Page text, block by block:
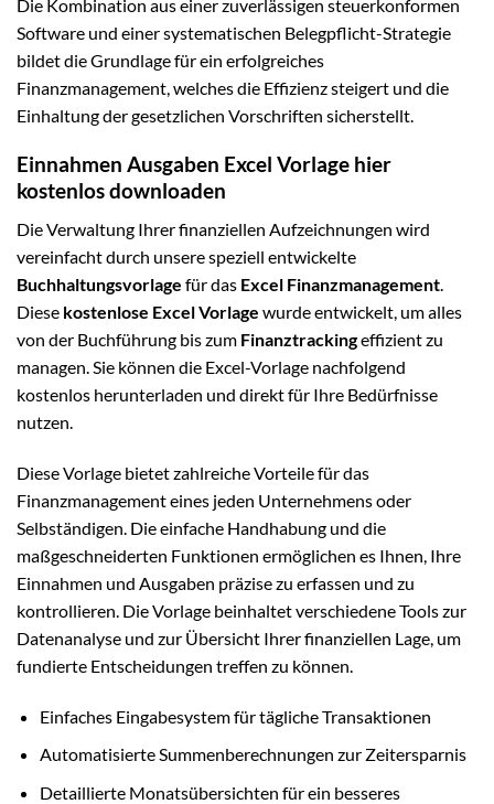
Die Kombination aus einer zuverlässigen steuerkonformen
Software und einer systematischen Belegpflicht-Strategie
bildet die Grundlage für ein erfolgreiches
Finanzmanagement, welches die Effizienz steigert und die
Einhaltung der gesetzlichen Vorschriften sicherstellt.
Einnahmen Ausgaben Excel Vorlage hier
kostenlos downloaden
Die Verwaltung Ihrer finanziellen Aufzeichnungen wird
vereinfacht durch unsere speziell entwickelte
Buchhaltungsvorlage für das Excel Finanzmanagement.
Diese kostenlose Excel Vorlage wurde entwickelt, um alles
von der Buchführung bis zum Finanztrackingeffizient zu
managen. Sie können die Excel-Vorlage nachfolgend
kostenlos herunterladen und direkt für Ihre Bedürfnisse
nutzen.
Diese Vorlage bietet zahlreiche Vorteile für das
Finanzmanagement eines jeden Unternehmens oder
Selbständigen. Die einfache Handhabung und die
maßgeschneiderten Funktionen ermöglichen es Ihnen, Ihre
Einnahmen und Ausgaben präzise zu erfassen und zu
kontrollieren. Die Vorlage beinhaltet verschiedene Tools zur
Datenanalyse und zur Übersicht Ihrer finanziellen Lage, um
fundierte Entscheidungen treffen zu können.
Einfaches Eingabesystem für tägliche Transaktionen
Automatisierte Summenberechnungen zur Zeitersparnis
Detaillierte Monatsübersichten für ein besseres